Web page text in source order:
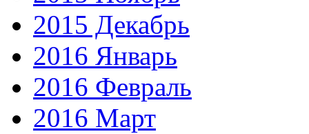
2015 Декабрь
2016 Январь
2016 Февраль
2016 Март